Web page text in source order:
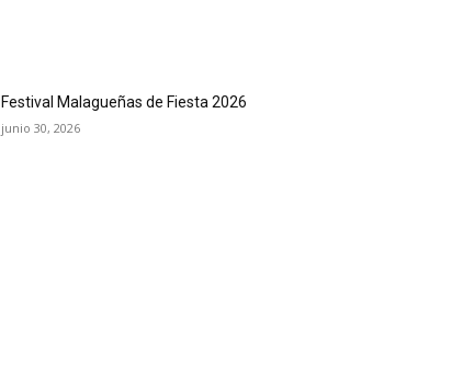
Festival Malagueñas de Fiesta 2026
junio 30, 2026